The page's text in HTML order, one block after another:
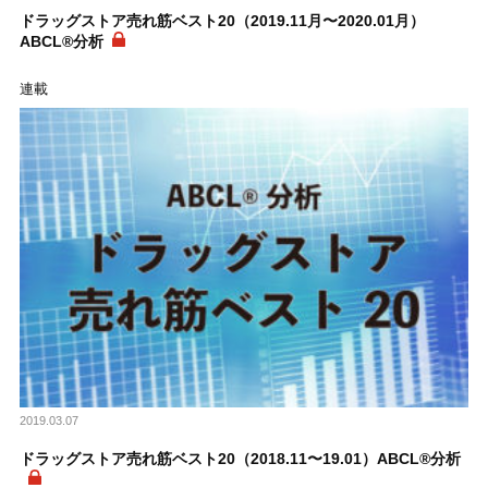
ドラッグストア売れ筋ベスト20（2019.11月〜2020.01月）
ABCL®分析
連載
2019.03.07
ドラッグストア売れ筋ベスト20（2018.11〜19.01）ABCL®分析